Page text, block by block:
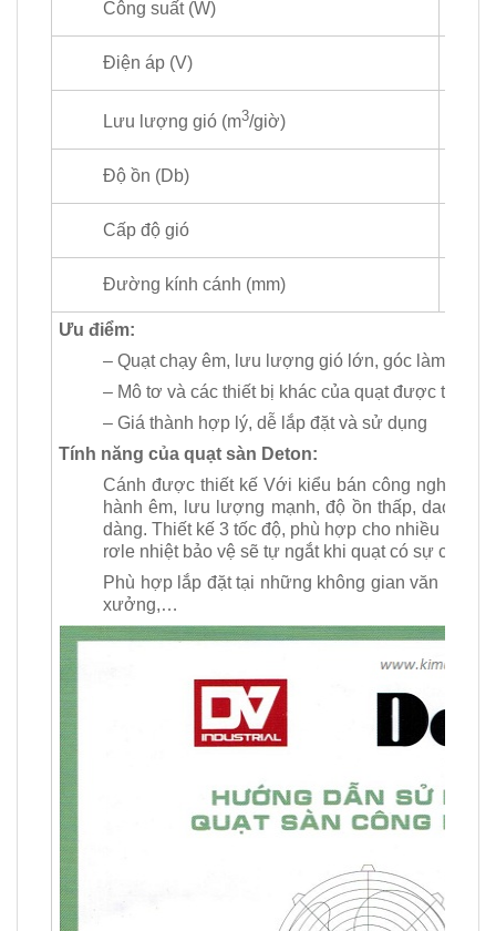
Công suất (W)
Điện áp (V)
Lưu lượng gió (m3/giờ)
Độ ồn (Db)
Cấp độ gió
Đường kính cánh (mm)
Ưu điểm:
– Quạt chạy êm, lưu lượng gió lớn, góc làm mát
– Mô tơ và các thiết bị khác của quạt được thiết
– Giá thành hợp lý, dễ lắp đặt và sử dụng
Tính năng của quạt sàn Deton:
Cánh được thiết kế Với kiểu bán công nghiệp,
hành êm, lưu lượng mạnh, độ ồn thấp, dao
dàng. Thiết kế 3 tốc độ, phù hợp cho nhiều nhu
rơle nhiệt bảo vệ sẽ tự ngắt khi quạt có sự cố
Phù hợp lắp đặt tại những không gian văn
xưởng,…